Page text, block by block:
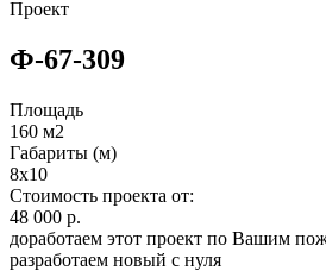
Проект
Ф-67-309
Площадь
160 м2
Габариты (м)
8x10
Стоимость проекта от:
48 000 р.
доработаем этот проект по Вашим
разработаем новый с нуля